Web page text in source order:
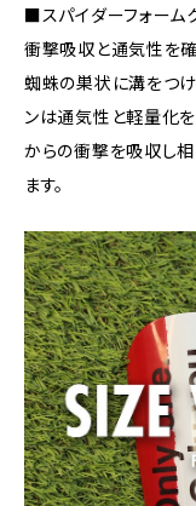
■スパイダーフォーム
衝撃吸収と通気性を確
蜘蛛の巣状に溝をつけ
ンは通気性と軽量化
からの衝撃を吸収し相
ます。